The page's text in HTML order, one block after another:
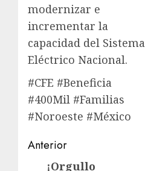
modernizar e
incrementar la
capacidad del Sistema
Eléctrico Nacional.
#CFE #Beneficia
#400Mil #Familias
#Noroeste #México
Navegación
Anterior
Entrada
¡Orgullo